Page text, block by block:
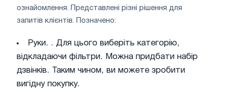
ознайомлення. Представлені різні рішення для
запитів клієнтів. Позначено:
Руки. . Для цього виберіть категорію,
відкладаючи фільтри. Можна придбати набір
дзвінків. Таким чином, ви можете зробити
вигідну покупку.